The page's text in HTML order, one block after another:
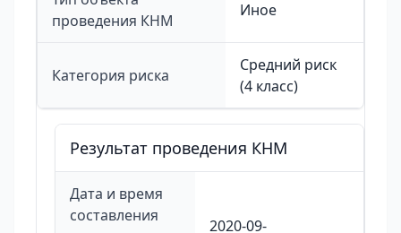
проведения КНМ
Иное
Категория риска
Средний риск
(4 класс)
Результат проведения КНМ
Дата и время
составления
2020-09-